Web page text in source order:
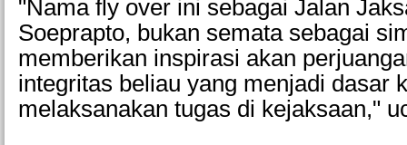
"Nama fly over ini sebagai Jalan
Soeprapto, bukan semata sebagai
memberikan inspirasi akan
integritas beliau yang menjadi dasar
melaksanakan tugas di kejaksaan,"